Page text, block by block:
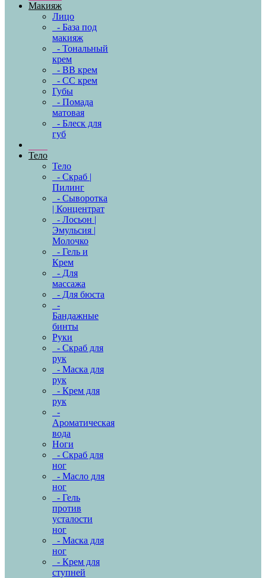
Макияж
Лицо
- База под
макияж
- Тональный
крем
- BB крем
- CC крем
Губы
- Помада
матовая
- Блеск для
губ
Тело
Тело
- Скраб |
Пилинг
- Сыворотка
| Концентрат
- Лосьон |
Эмульсия |
Молочко
- Гель и
Крем
- Для
массажа
- Для бюста
-
Бандажные
бинты
Руки
- Скраб для
рук
- Маска для
рук
- Крем для
рук
-
Ароматическая
вода
Ноги
- Скраб для
ног
- Масло для
ног
- Гель
против
усталости
ног
- Маска для
ног
- Крем для
ступней